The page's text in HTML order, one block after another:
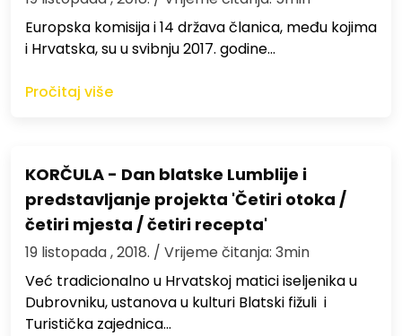
Europska komisija i 14 država članica, među kojima
i Hrvatska, su u svibnju 2017. godine…
Pročitaj više
KORČULA - Dan blatske Lumblije i
predstavljanje projekta 'Četiri otoka /
četiri mjesta / četiri recepta'
19 listopada , 2018. / Vrijeme čitanja: 3min
Već tradicionalno u Hrvatskoj matici iseljenika u
Dubrovniku, ustanova u kulturi Blatski fižuli i
Turistička zajednica…